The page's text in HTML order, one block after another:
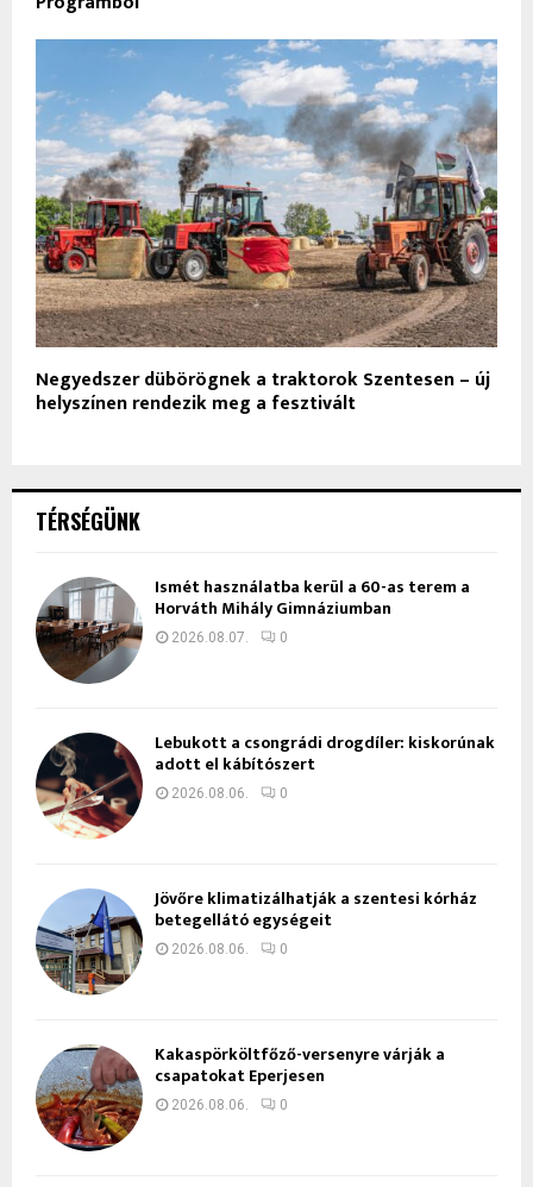
Negyedszer dübörögnek a traktorok Szentesen – új
helyszínen rendezik meg a fesztivált
TÉRSÉGÜNK
Ismét használatba kerül a 60-as terem a
Horváth Mihály Gimnáziumban
2026.08.07. 0
Lebukott a csongrádi drogdíler: kiskorúnak
adott el kábítószert
2026.08.06. 0
Jövőre klimatizálhatják a szentesi kórház
betegellátó egységeit
2026.08.06. 0
Kakaspörköltfőző-versenyre várják a
csapatokat Eperjesen
2026.08.06. 0